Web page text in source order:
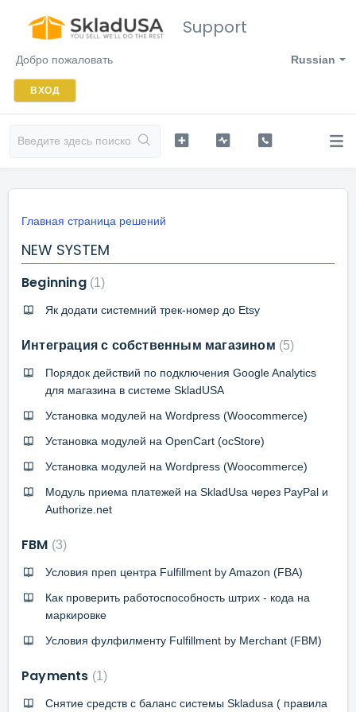
Support
Russian
Добро пожаловать
ВХОД
Главная страница решений
NEW SYSTEM
Beginning 1
Як додати системний трек-номер до Etsy
Интеграция с собственным магазином 5
Порядок действий по подключения Google Analytics
для магазина в системе SkladUSA
Установка модулей на Wordpress (Woocommerce)
Установка модулей на OpenCart (ocStore)
Установка модулей на Wordpress (Woocommerce)
Модуль приема платежей на SkladUsa через PayPal и
Authorize.net
FBM 3
Условия преп центра Fulfillment by Amazon (FBA)
Как проверить работоспособность штрих - кода на
маркировке
Условия фулфилменту Fulfillment by Merchant (FBM)
Payments 1
Снятие средств c баланс системы Skladusa ( правила